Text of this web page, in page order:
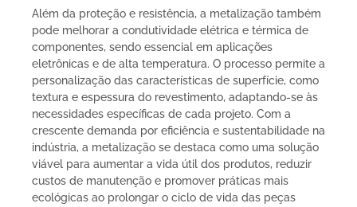
Além da proteção e resistência, a metalização também
pode melhorar a condutividade elétrica e térmica de
componentes, sendo essencial em aplicações
eletrônicas e de alta temperatura. O processo permite a
personalização das características de superfície, como
textura e espessura do revestimento, adaptando-se às
necessidades específicas de cada projeto. Com a
crescente demanda por eficiência e sustentabilidade na
indústria, a metalização se destaca como uma solução
viável para aumentar a vida útil dos produtos, reduzir
custos de manutenção e promover práticas mais
ecológicas ao prolongar o ciclo de vida das peças